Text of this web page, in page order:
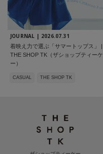
JOURNAL | 2026.07.31
着映え力で選ぶ「サマートップス」 |
THE SHOP TK（ザショップティーケ
ー）
CASUAL THE SHOP TK